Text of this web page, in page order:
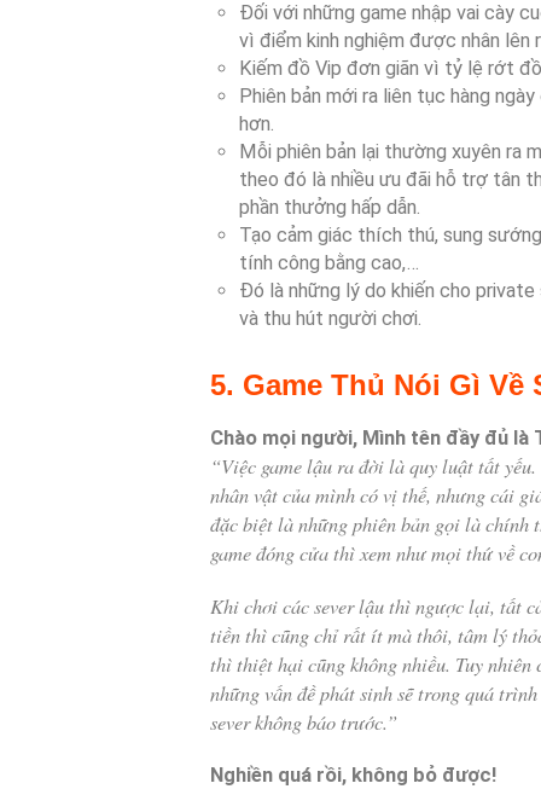
Đối với những game nhập vai cày
vì điểm kinh nghiệm được nhân lên
Kiếm đồ Vip đơn giãn vì tỷ lệ rớt
Phiên bản mới ra liên tục hàng
hơn.
Mỗi phiên bản lại thường xuyên ra
theo đó là nhiều ưu đãi hỗ trợ tân
phần thưởng hấp dẫn.
Tạo cảm giác thích thú, sung
tính công bằng cao,…
Đó là những lý do khiến cho
và thu hút người chơi.
5. Game Thủ Nói Gì Về
Chào mọi người, Mình tên đầy đủ là
“Việc game lậu ra đời là quy luật tất
nhân vật của mình có vị thế, nhưng cái
đặc biệt là những phiên bản gọi là chính
game đóng cửa thì xem như mọi thứ về
Khi chơi các sever lậu thì ngược lại, tất
tiền thì cũng chỉ rất ít mà thôi, tâm lý
thì thiệt hại cũng không nhiều. Tuy
những vấn đề phát sinh sẽ trong quá
sever không báo trước.”
Nghiền quá rồi, không bỏ được!